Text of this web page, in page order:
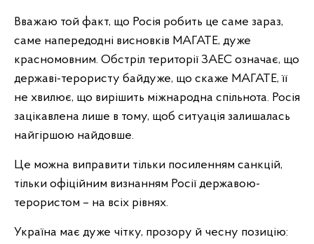
Вважаю той факт, що Росія робить це саме зараз,
саме напередодні висновків МАГАТЕ, дуже
красномовним. Обстріл території ЗАЕС означає, що
державі-терористу байдуже, що скаже МАГАТЕ, її
не хвилює, що вирішить міжнародна спільнота. Росія
зацікавлена лише в тому, щоб ситуація залишалась
найгіршою найдовше.
Це можна виправити тільки посиленням санкцій,
тільки офіційним визнанням Росії державою-
терористом – на всіх рівнях.
Україна має дуже чітку, прозору й чесну позицію: